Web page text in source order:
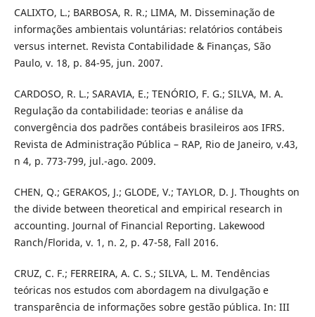
CALIXTO, L.; BARBOSA, R. R.; LIMA, M. Disseminação de
informações ambientais voluntárias: relatórios contábeis
versus internet. Revista Contabilidade & Finanças, São
Paulo, v. 18, p. 84-95, jun. 2007.
CARDOSO, R. L.; SARAVIA, E.; TENÓRIO, F. G.; SILVA, M. A.
Regulação da contabilidade: teorias e análise da
convergência dos padrões contábeis brasileiros aos IFRS.
Revista de Administração Pública – RAP, Rio de Janeiro, v.43,
n 4, p. 773-799, jul.-ago. 2009.
CHEN, Q.; GERAKOS, J.; GLODE, V.; TAYLOR, D. J. Thoughts on
the divide between theoretical and empirical research in
accounting. Journal of Financial Reporting. Lakewood
Ranch/Florida, v. 1, n. 2, p. 47-58, Fall 2016.
CRUZ, C. F.; FERREIRA, A. C. S.; SILVA, L. M. Tendências
teóricas nos estudos com abordagem na divulgação e
transparência de informações sobre gestão pública. In: III